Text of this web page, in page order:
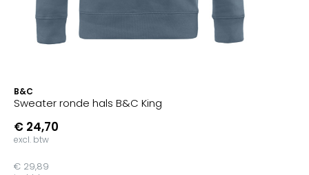
B&C
Sweater ronde hals B&C King
€ 24,70
excl. btw
€ 29,89